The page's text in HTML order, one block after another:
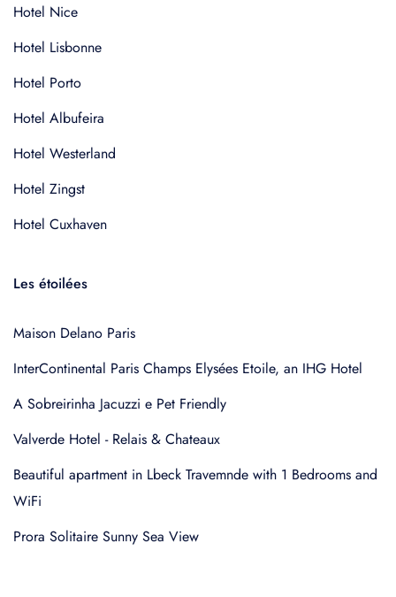
Hotel Nice
Hotel Lisbonne
Hotel Porto
Hotel Albufeira
Hotel Westerland
Hotel Zingst
Hotel Cuxhaven
Les étoilées
Maison Delano Paris
InterContinental Paris Champs Elysées Etoile, an IHG Hotel
A Sobreirinha Jacuzzi e Pet Friendly
Valverde Hotel - Relais & Chateaux
Beautiful apartment in Lbeck Travemnde with 1 Bedrooms and
WiFi
Prora Solitaire Sunny Sea View